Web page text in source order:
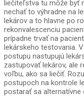
liečiteľstva tu môže byť
nechať to výhradne na
lekárov a to hlavne po
rekonvalescenciu
prípadne trvať na
lekárskeho testovania.
postupu nastupujú
zastupovať lekárov, ale
voľbu, ako sa liečiť.
postupoch na kontrole
postarať sa alternatívne